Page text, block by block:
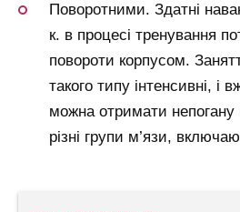
Поворотними. Здатні
к. в процесі тренування
повороти корпусом.
такого типу інтенсивні, і
можна отримати непогану
різні групи м’язи,